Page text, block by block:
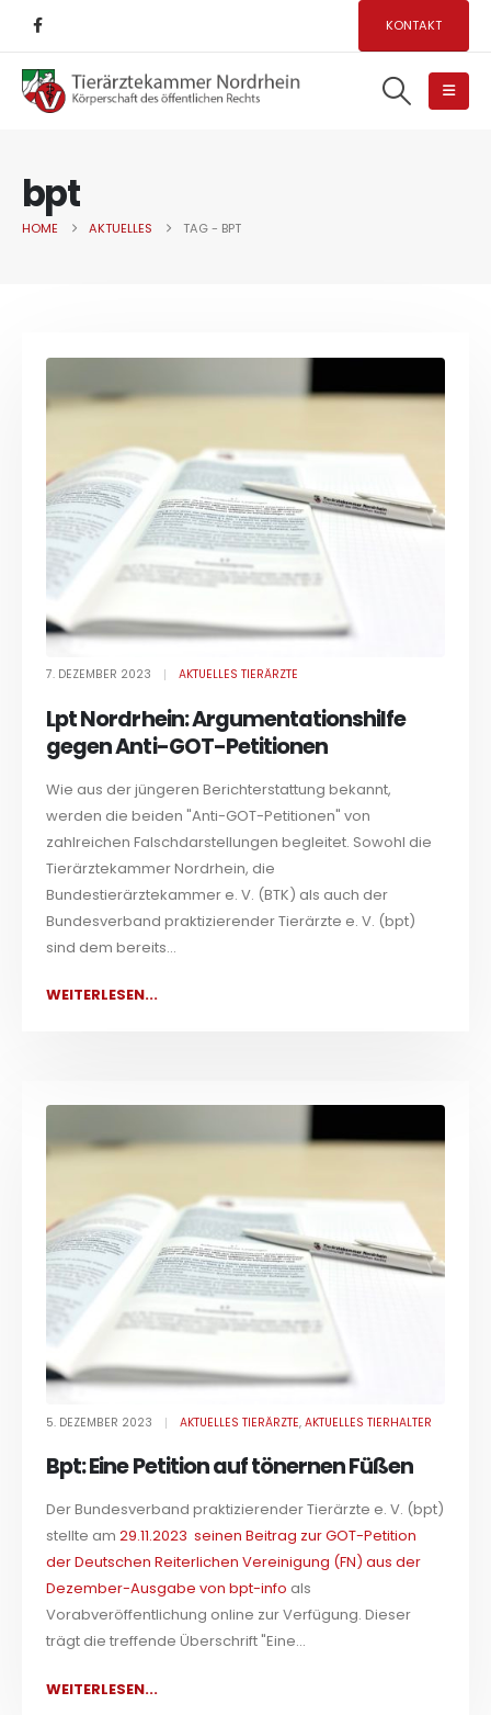
KONTAKT
bpt
HOME AKTUELLES TAG - BPT
7. DEZEMBER 2023 AKTUELLES TIERÄRZTE
Lpt Nordrhein: Argumentationshilfe
gegen Anti-GOT-Petitionen
Wie aus der jüngeren Berichterstattung bekannt,
werden die beiden "Anti-GOT-Petitionen" von
zahlreichen Falschdarstellungen begleitet. Sowohl die
Tierärztekammer Nordrhein, die
Bundestierärztekammer e. V. (BTK) als auch der
Bundesverband praktizierender Tierärzte e. V. (bpt)
sind dem bereits...
WEITERLESEN...
5. DEZEMBER 2023 AKTUELLES TIERÄRZTE,AKTUELLES TIERHALTER
Bpt: Eine Petition auf tönernen Füßen
Der Bundesverband praktizierender Tierärzte e. V. (bpt)
stellte am29.11.2023 seinen Beitrag zur GOT-Petition
der Deutschen Reiterlichen Vereinigung (FN) aus der
Dezember-Ausgabe von bpt-info als
Vorabveröffentlichung online zur Verfügung. Dieser
trägt die treffende Überschrift "Eine...
WEITERLESEN...